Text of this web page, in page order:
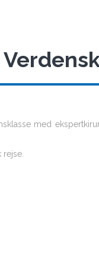
med
rejse.